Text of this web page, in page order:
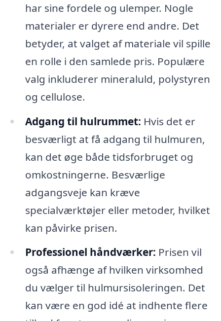
har sine fordele og ulemper. Nogle
materialer er dyrere end andre. Det
betyder, at valget af materiale vil spille
en rolle i den samlede pris. Populære
valg inkluderer mineraluld, polystyren
og cellulose.
Adgang til hulrummet: Hvis det er
besværligt at få adgang til hulmuren,
kan det øge både tidsforbruget og
omkostningerne. Besværlige
adgangsveje kan kræve
specialværktøjer eller metoder, hvilket
kan påvirke prisen.
Professionel håndværker: Prisen vil
også afhænge af hvilken virksomhed
du vælger til hulmursisoleringen. Det
kan være en god idé at indhente flere